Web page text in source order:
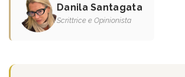
Danila Santagata
Scrittrice e Opinionista